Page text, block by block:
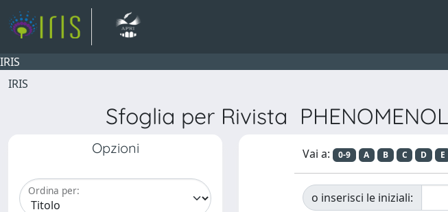
IRIS
IRIS
Sfoglia per Rivista
Opzioni
Ordina per:
Vai a: 0-9 A B C D E
o inserisci le iniziali: